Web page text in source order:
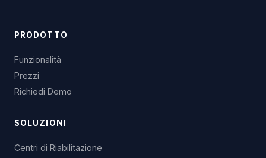
PRODOTTO
Funzionalità
Prezzi
Richiedi Demo
SOLUZIONI
Centri di Riabilitazione